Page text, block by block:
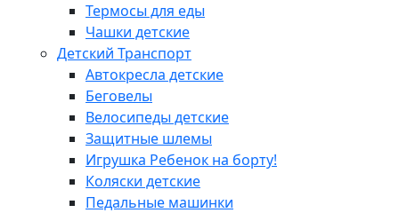
Термосы для еды
Чашки детские
Детский Транспорт
Автокресла детские
Беговелы
Велосипеды детские
Защитные шлемы
Игрушка Ребенок на борту!
Коляски детские
Педальные машинки